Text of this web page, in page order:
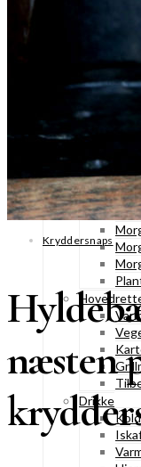
Drikke
Kryddersnaps
næsten